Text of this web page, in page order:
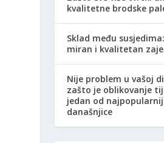
kvalitetne brodske
Sklad među
miran i kvalitetan
Nije problem u vašoj
zašto je oblikovanje
jedan od
današnjice